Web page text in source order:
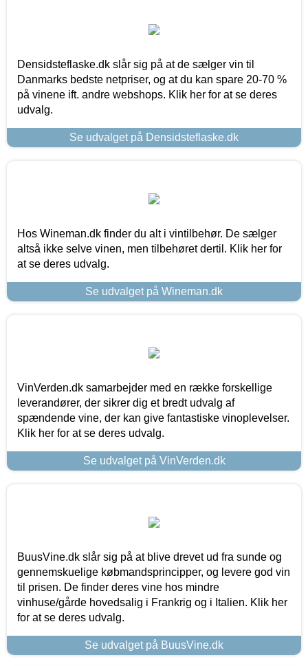
Densidsteflaske.dk slår sig på at de sælger vin til
Danmarks bedste netpriser, og at du kan spare 20-70 %
på vinene ift. andre webshops. Klik her for at se deres
udvalg.
Se udvalget på Densidsteflaske.dk
Hos Wineman.dk finder du alt i vintilbehør. De sælger
altså ikke selve vinen, men tilbehøret dertil. Klik her for
at se deres udvalg.
Se udvalget på Wineman.dk
VinVerden.dk samarbejder med en række forskellige
leverandører, der sikrer dig et bredt udvalg af
spændende vine, der kan give fantastiske vinoplevelser.
Klik her for at se deres udvalg.
Se udvalget på VinVerden.dk
BuusVine.dk slår sig på at blive drevet ud fra sunde og
gennemskuelige købmandsprincipper, og levere god vin
til prisen. De finder deres vine hos mindre
vinhuse/gårde hovedsalig i Frankrig og i Italien. Klik her
for at se deres udvalg.
Se udvalget på BuusVine.dk